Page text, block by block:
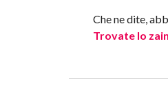
Che ne dite,
Trovate lo